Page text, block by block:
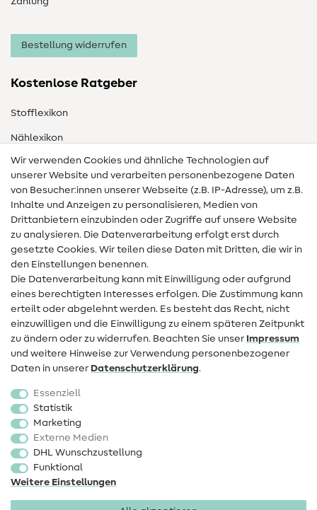
Bestellung widerrufen
Kostenlose Ratgeber
Stofflexikon
Nählexikon
Nähanleitungen
Hilfe & Kontakt
Kontakt
Infos zum Betreiberwechsel
Widerrufsrecht
Beliebt
Stoffe
Sale
Schnittmuster
Wir verwenden Cookies und ähnliche Technologien auf
unserer Website und verarbeiten personenbezogene Daten
von Besucher:innen unserer Webseite (z.B. IP-Adresse), um z.B.
Inhalte und Anzeigen zu personalisieren, Medien von
Drittanbietern einzubinden oder Zugriffe auf unsere Website
zu analysieren. Die Datenverarbeitung erfolgt erst durch
gesetzte Cookies. Wir teilen diese Daten mit Dritten, die wir in
den Einstellungen benennen.
Die Datenverarbeitung kann mit Einwilligung oder aufgrund
eines berechtigten Interesses erfolgen. Die Zustimmung kann
erteilt oder abgelehnt werden. Es besteht das Recht, nicht
einzuwilligen und die Einwilligung zu einem späteren Zeitpunkt
zu ändern oder zu widerrufen. Beachten Sie unser Impressum
und weitere Hinweise zur Verwendung personenbezogener
Daten in unserer Daten­schutz­erklärung.
Essenziell
Statistik
Marketing
Externe Medien
DHL Wunschzustellung
Funktional
Weitere Einstellungen